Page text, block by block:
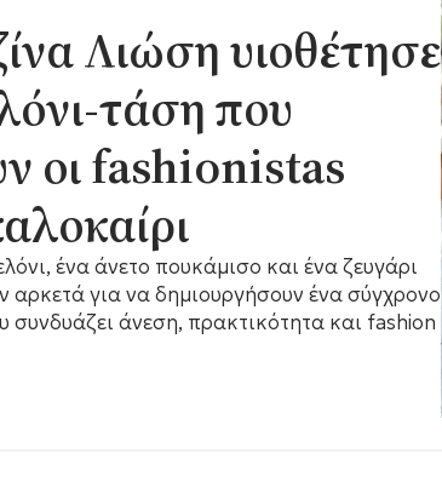
Λιώση υιοθέτησε
τάση που
οι fashionistas
ένα άνετο πουκάμισο και ένα ζευγάρι
αρκετά για να δημιουργήσουν ένα σύγχρονο
άνεση, πρακτικότητα και fashion